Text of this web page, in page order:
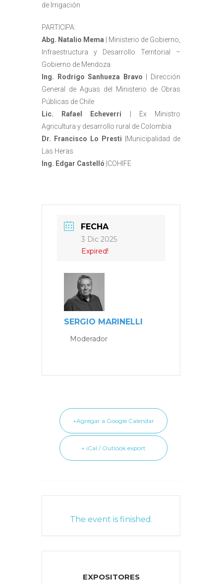
de Irrigación
PARTICIPA:
Abg. Natalio Mema | Ministerio de Gobierno,
Infraestructura y Desarrollo Territorial –
Gobierno de Mendoza
Ing. Rodrigo Sanhueza Bravo | Dirección
General de Aguas del Ministerio de Obras
Públicas de Chile
Lic. Rafael Echeverri | Ex Ministro
Agricultura y desarrollo rural de Colombia
Dr. Francisco Lo Presti |Municipalidad de
Las Heras
Ing. Edgar Castelló |COHIFE
FECHA
3 Dic 2025
Expired!
SERGIO MARINELLI
Moderador
+Agregar a Google Calendar
+ iCal / Outlook export
The event is finished.
EXPOSITORES